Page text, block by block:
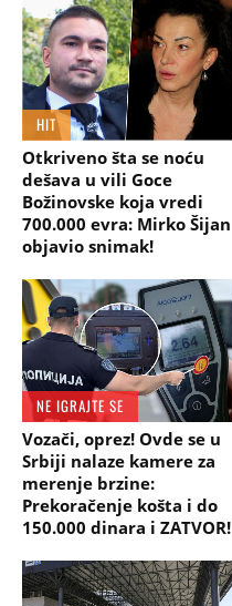
HIT
Otkriveno šta se noću
dešava u vili Goce
Božinovske koja vredi
700.000 evra: Mirko Šijan
objavio snimak!
NE IGRAJTE SE
Vozači, oprez! Ovde se u
Srbiji nalaze kamere za
merenje brzine:
Prekoračenje košta i do
150.000 dinara i ZATVOR!